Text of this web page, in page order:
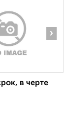
›
в черте